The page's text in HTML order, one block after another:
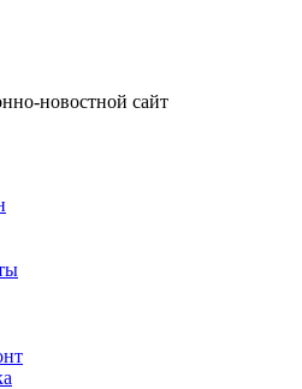
новостной сайт